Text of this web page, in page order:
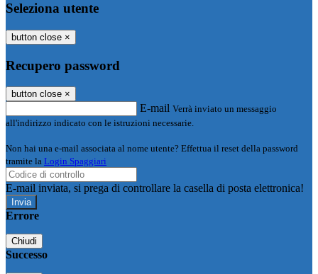
Seleziona utente
button close ×
Recupero password
button close ×
E-mail Verrà inviato un messaggio
all'indirizzo indicato con le istruzioni necessarie.
Non hai una e-mail associata al nome utente? Effettua il reset della password
tramite la Login Spaggiari
E-mail inviata, si prega di controllare la casella di posta elettronica!
Errore
Chiudi
Successo